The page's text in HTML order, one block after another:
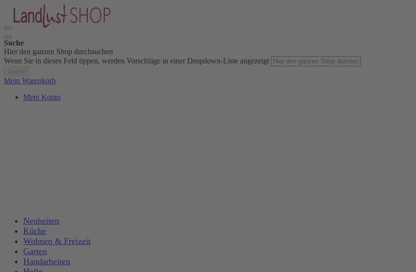
Suche
Hier den ganzen Shop durchsuchen
Wenn Sie in dieses Feld tippen, werden Vorschläge in einer Dropdown-Liste angezeigt
Mein Warenkorb
Mein Konto
Neuheiten
Küche
Wohnen & Freizeit
Garten
Handarbeiten